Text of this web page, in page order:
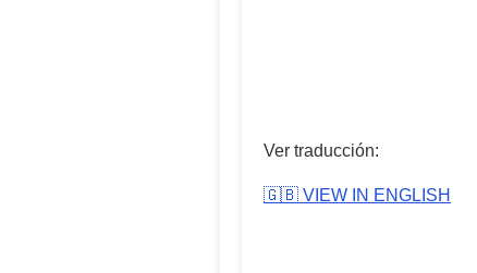
Ver traducción:
🇬🇧 VIEW IN ENGLISH